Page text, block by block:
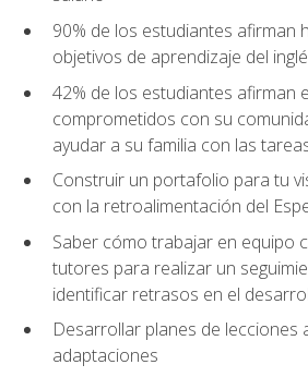
90% de los estudiantes afirman
objetivos de aprendizaje del
42% de los estudiantes afirman
comprometidos con su
ayudar a su familia con las
Construir un portafolio para tu
con la retroalimentación del
Saber cómo trabajar en equipo
tutores para realizar un
identificar retrasos en el
Desarrollar planes de lecciones
adaptaciones